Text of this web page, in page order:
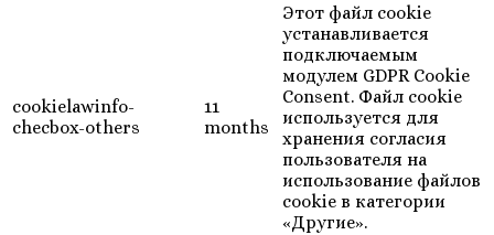
cookielawinfo-
checbox-others
11
months
Этот файл cookie
устанавливается
подключаемым
модулем GDPR Cookie
Consent. Файл cookie
используется для
хранения согласия
пользователя на
использование файлов
cookie в категории
«Другие».